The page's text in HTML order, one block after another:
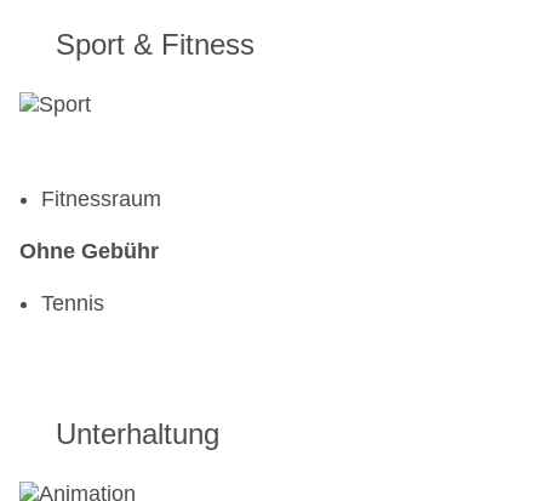
Sport & Fitness
Fitnessraum
Ohne Gebühr
Tennis
Unterhaltung